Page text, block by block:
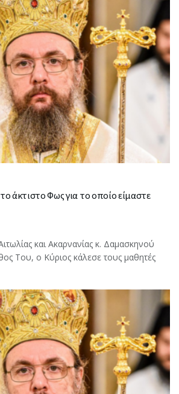
άκτιστο Φως για το οποίο είμαστε
και Ακαρνανίας κ. Δαμασκηνού
Του, ο Κύριος κάλεσε τους μαθητές